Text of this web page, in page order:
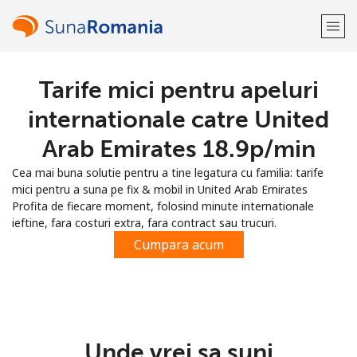
Bine-ai venit!
Inregistreaza-te cu
Tarife mici pentru apeluri
internationale catre United
Arab Emirates ⁦18.9p⁩/min
Cea mai buna solutie pentru a tine legatura cu familia: tarife
mici pentru a suna pe fix & mobil in United Arab Emirates
Profita de fiecare moment, folosind minute internationale
ieftine, fara costuri extra, fara contract sau trucuri.
Cumpara acum